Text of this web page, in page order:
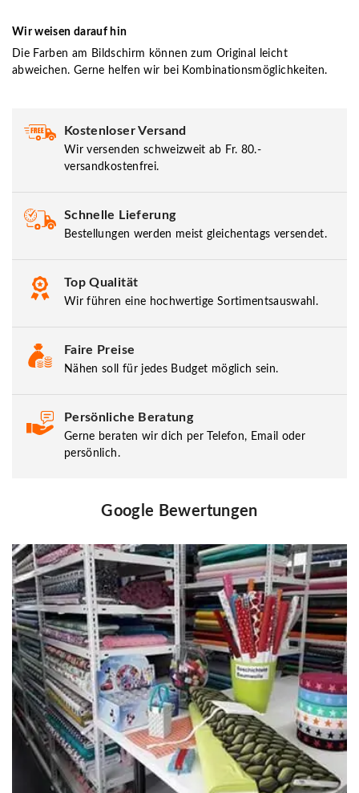
Wir weisen darauf hin
Die Farben am Bildschirm können zum Original leicht
abweichen. Gerne helfen wir bei Kombinationsmöglichkeiten.
Kostenloser Versand
Wir versenden schweizweit ab Fr. 80.-
versandkostenfrei.
Schnelle Lieferung
Bestellungen werden meist gleichentags versendet.
Top Qualität
Wir führen eine hochwertige Sortimentsauswahl.
Faire Preise
Nähen soll für jedes Budget möglich sein.
Persönliche Beratung
Gerne beraten wir dich per Telefon, Email oder
persönlich.
Google Bewertungen